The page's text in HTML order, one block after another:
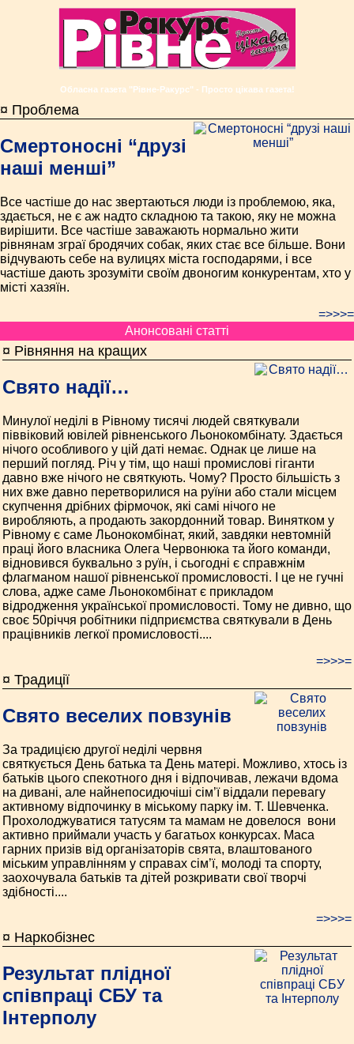
Обласна газета "Рівне-Ракурс" - Просто цікава газета!
¤ Проблема
Смертоносні “друзі
наші менші”
Все частіше до нас звертаються люди із проблемою, яка,
здається, не є аж надто складною та такою, яку не можна
вирішити. Все частіше заважають нормально жити
рівнянам зграї бродячих собак, яких стає все більше. Вони
відчувають себе на вулицях міста господарями, і все
частіше дають зрозуміти своїм двоногим конкурентам, хто у
місті хазяїн.
=>>>=
Анонсовані статті
¤ Рівняння на кращих
Свято надії…
Минулої неділі в Рівному тисячі людей святкували
піввіковий ювілей рівненського Льонокомбінату. Здається
нічого особливого у цій даті немає. Однак це лише на
перший погляд. Річ у тім, що наші промислові гіганти
давно вже нічого не святкують. Чому? Просто більшість з
них вже давно перетворилися на руїни або стали місцем
скупчення дрібних фірмочок, які самі нічого не
виробляють, а продають закордонний товар. Винятком у
Рівному є саме Льонокомбінат, який, завдяки невтомній
праці його власника Олега Червонюка та його команди,
відновився буквально з руїн, і сьогодні є справжнім
флагманом нашої рівненської промисловості. І це не гучні
слова, адже саме Льонокомбінат є прикладом
відродження української промисловості. Тому не дивно, що
своє 50­річчя робітники підприємства святкували в День
працівників легкої промисловості....
=>>>=
¤ Традиції
Свято веселих повзунів
За традицією другої неділі червня
святкується День батька та День матері. Можливо, хтось із
батьків цього спекотного дня і відпочивав, лежачи вдома
на дивані, але найнепосидючіші сім’ї віддали перевагу
активному відпочинку в міському парку ім. Т. Шевченка.
Прохолоджуватися татусям та мамам не довелося ­ вони
активно приймали участь у багатьох конкурсах. Маса
гарних призів від організаторів свята, влаштованого
міським управлінням у справах сім’ї, молоді та спорту,
заохочувала батьків та дітей розкривати свої творчі
здібності....
=>>>=
¤ Наркобізнес
Результат плідної
співпраці СБУ та
Інтерполу